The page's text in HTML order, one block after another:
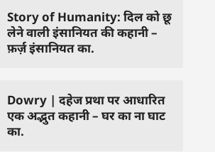
Story of Humanity: दिल को छू
लेने वाली इंसानियत की कहानी –
फ़र्ज़ इंसानियत का.
Dowry | दहेज प्रथा पर आधारित
एक अद्भुत कहानी – घर का ना घाट
का.